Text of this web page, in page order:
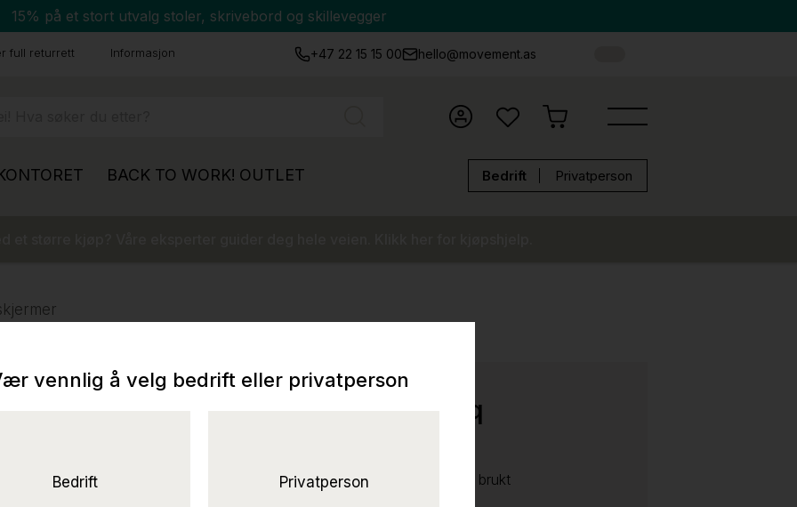
15% på et stort utvalg stoler, skrivebord og skillevegger
full returrett Informasjon +47 22 15 15 00 hello@movement.as
BACK TO WORK! OUTLET Bedrift Privatperson
Solgt!Flatskjerm til PC: Benq
LED, 2560x1440 27toms, 1ms, DVI/HDMI/DP, pent brukt
vennlig å velg bedrift eller privatperson
Bedrift Privatperson